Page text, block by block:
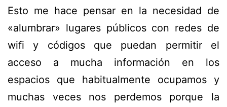
Esto me hace pensar en la necesidad de
«alumbrar» lugares públicos con redes de
wifi y códigos que puedan permitir el
acceso a mucha información en los
espacios que habitualmente ocupamos y
muchas veces nos perdemos porque la